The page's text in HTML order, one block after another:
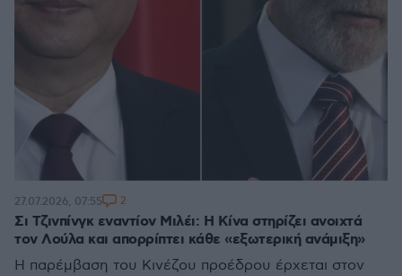
Σι Τζινπίνγκ εναντίον Μιλέι: Η Κίνα στηρίζει ανοιχτά
τον Λούλα και απορρίπτει κάθε «εξωτερική ανάμιξη»
Η παρέμβαση του Κινέζου προέδρου έρχεται στον
27.07.2026, 07:55 2